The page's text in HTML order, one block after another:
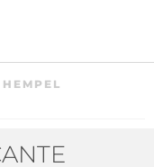
HEMPEL